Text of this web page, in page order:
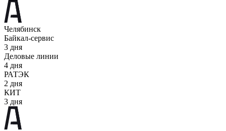
Челябинск
Байкал-сервис
3 дня
Деловые линии
4 дня
РАТЭК
2 дня
КИТ
3 дня